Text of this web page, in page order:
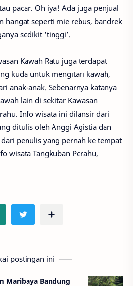
pacar. Oh iya! Ada juga penjual
hangat seperti mie rebus, bandrek
sedikit ‘tinggi’.
Kawah Ratu juga terdapat
kuda untuk mengitari kawah,
anak-anak. Sebenarnya katanya
lain di sekitar Kawasan
Info wisata ini dilansir dari
ditulis oleh Anggi Agistia dan
penulis yang pernah ke tempat
wisata Tangkuban Perahu,
postingan ini
Maribaya Bandung